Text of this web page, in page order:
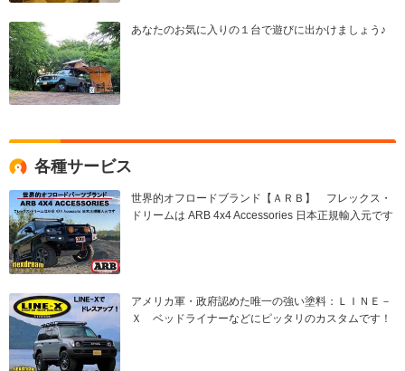
あなたのお気に入りの１台で遊びに出かけましょう♪
各種サービス
世界的オフロードブランド【ＡＲＢ】 フレックス・
ドリームは ARB 4x4 Accessories 日本正規輸入元です
アメリカ軍・政府認めた唯一の強い塗料：ＬＩＮＥ－
Ｘ ベッドライナーなどにピッタリのカスタムです！